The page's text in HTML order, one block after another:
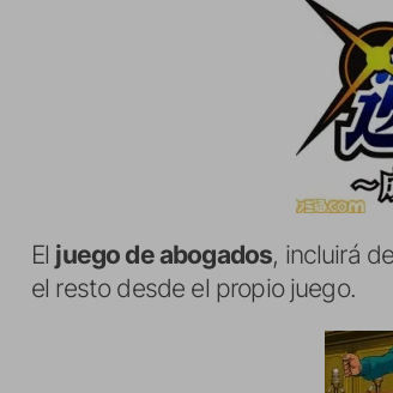
El juego de abogados, incluirá
el resto desde el propio juego.